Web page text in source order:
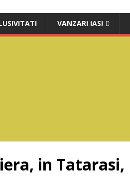
VANZARI IASI
in Tatarasi,